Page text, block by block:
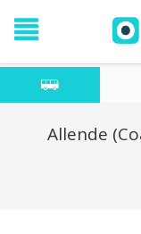
Allende